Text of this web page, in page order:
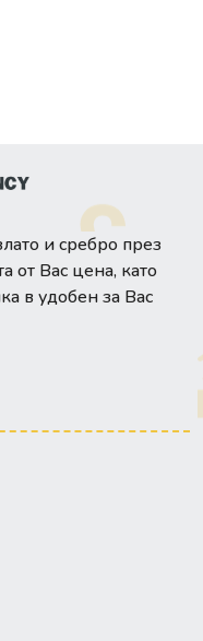
и сребро през
от Вас цена, като
в удобен за Вас